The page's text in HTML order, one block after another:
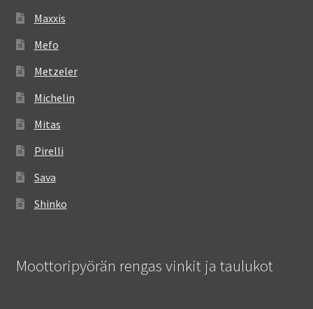
Maxxis
Mefo
Metzeler
Michelin
Mitas
Pirelli
Sava
Shinko
Moottoripyörän rengas vinkit ja taulukot